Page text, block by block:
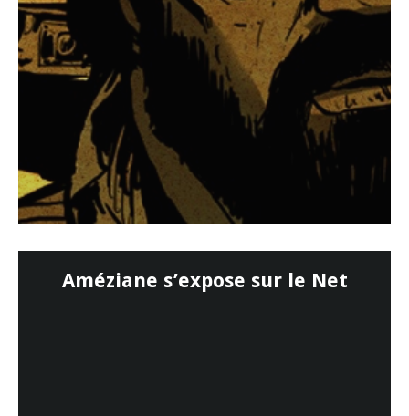
Améziane s’expose sur le Net